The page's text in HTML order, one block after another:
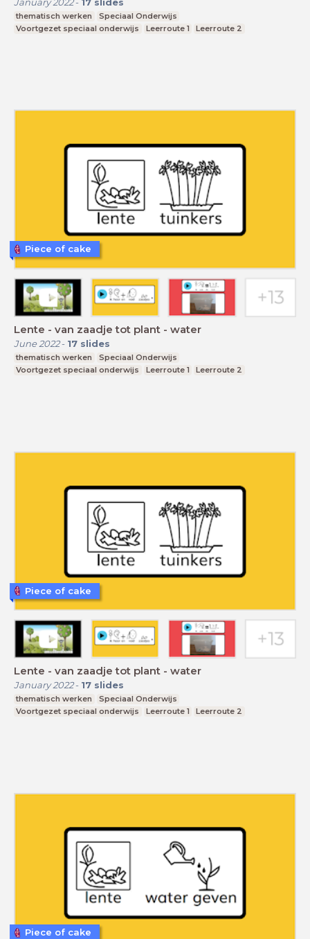
thematisch werken
Speciaal Onderwijs
Voortgezet speciaal onderwijs
Leerroute 1 Leerroute 2
Lente - van zaadje tot plant - water
June 2022- 17 slides
thematisch werken
Speciaal Onderwijs
Voortgezet speciaal onderwijs
Leerroute 1 Leerroute 2
Piece of cake
Lente - van zaadje tot plant - water
January 2022- 17 slides
thematisch werken
Speciaal Onderwijs
Voortgezet speciaal onderwijs
Leerroute 1 Leerroute 2
Piece of cake
Piece of cake